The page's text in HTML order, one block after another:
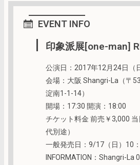
EVENT INFO
印象派展[one-man]
公演日：2017年12月24日（
会場：大阪 Shangri-La（〒
淀南1-1-14）
開場：17:30 開演：18:00
チケット料金 前売￥3,000
代別途）
一般発売日：9/17（日）10
INFORMATION：Shangri-La